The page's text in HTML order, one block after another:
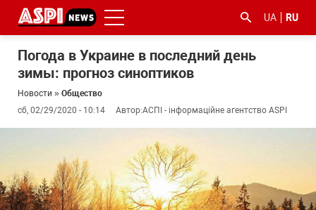
UA RU
Погода в Украине в последний день
зимы: прогноз синоптиков
Новости » Общество
сб, 02/29/2020 - 10:14
Автор:АСПІ - інформаційне агентство ASPI
#боротьба
корупцією
#гфс #Киев